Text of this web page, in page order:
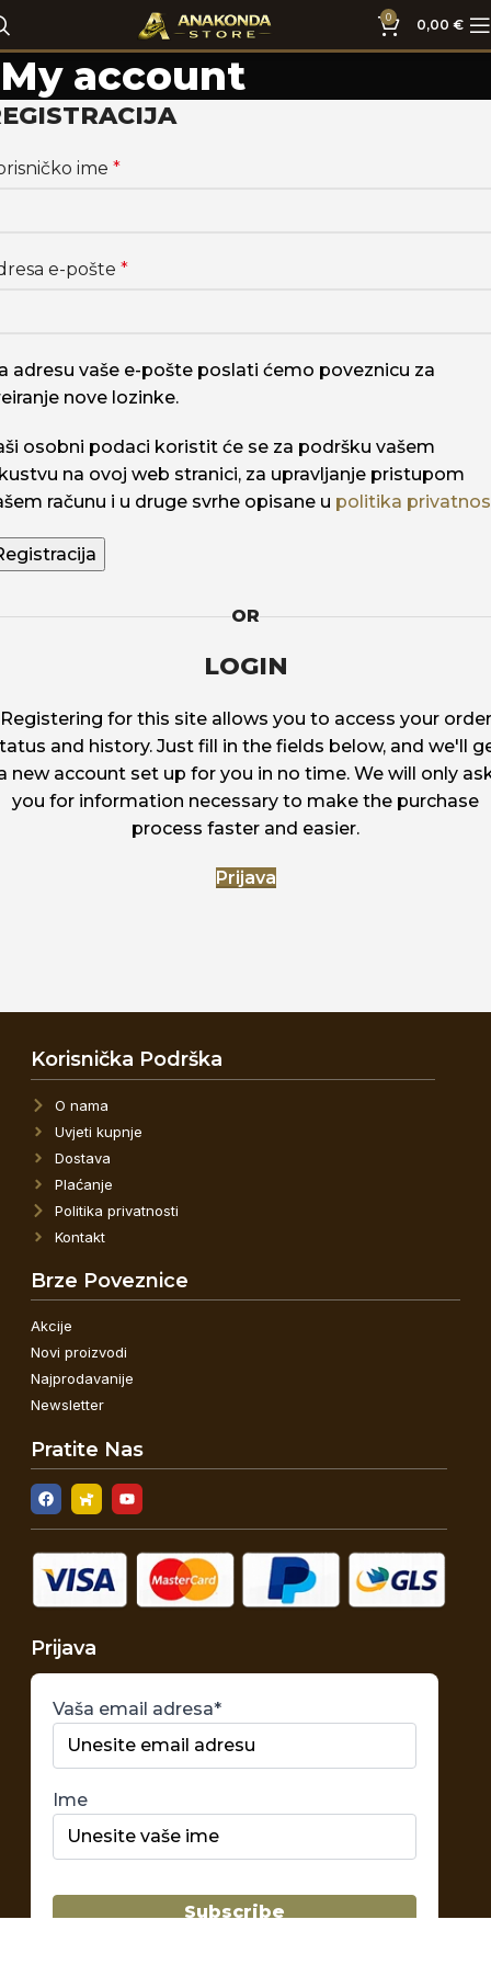
0 0,00 €
My account
ime *
e-pošte *
adresu vaše e-pošte poslati ćemo poveznicu za
nove lozinke.
osobni podaci koristit će se za podršku vašem
na ovoj web stranici, za upravljanje pristupom
računu i u druge svrhe opisane u politika
OR
LOGIN
Registering for this site allows you to access your order
and history. Just fill in the fields below, and we'll
new account set up for you in no time. We will only
you for information necessary to make the purchase
process faster and easier.
Prijava
Korisnička Podrška
O nama
Uvjeti kupnje
Dostava
Plaćanje
Politika privatnosti
Kontakt
Brze Poveznice
Akcije
Novi proizvodi
Najprodavanije
Newsletter
Pratite Nas
Prijava
Vaša email adresa*
Ime